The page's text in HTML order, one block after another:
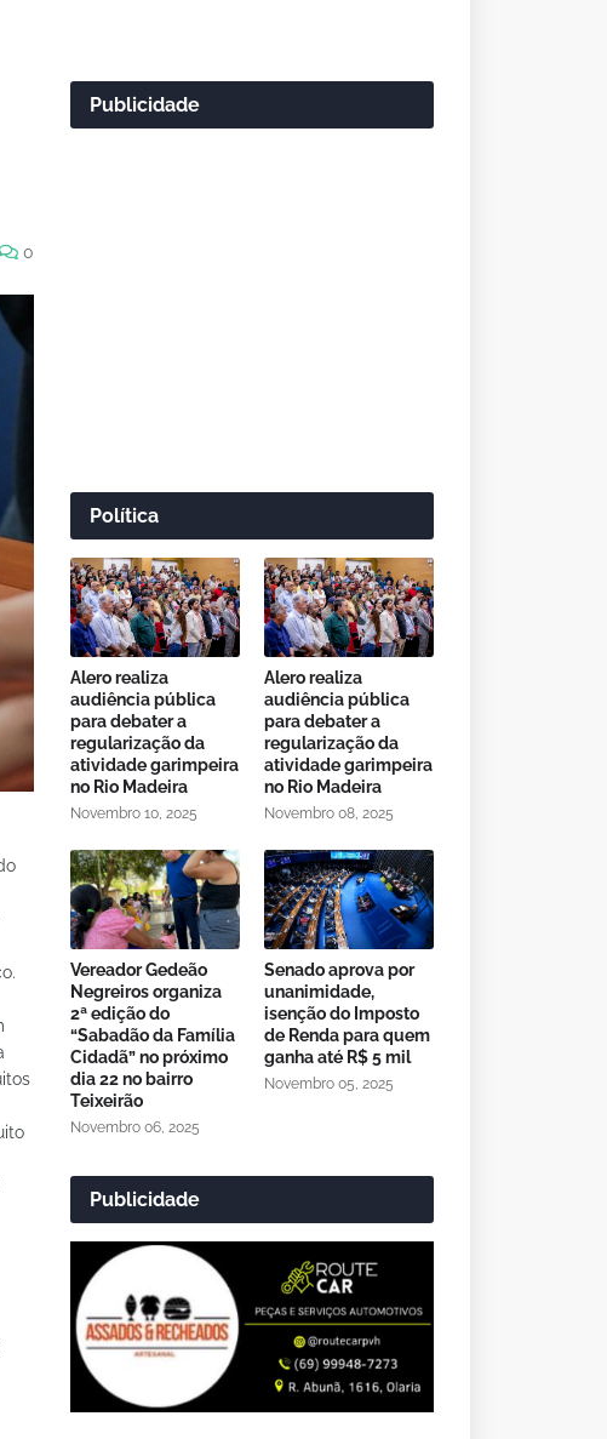
0
Publicidade
Política
Alero realiza
audiência pública
para debater a
regularização da
atividade garimpeira
no Rio Madeira
Novembro 10, 2025
Alero realiza
audiência pública
para debater a
regularização da
atividade garimpeira
no Rio Madeira
Novembro 08, 2025
Vereador Gedeão
Negreiros organiza
2ª edição do
“Sabadão da Família
Cidadã” no próximo
dia 22 no bairro
Teixeirão
Novembro 06, 2025
Senado aprova por
unanimidade,
isenção do Imposto
de Renda para quem
ganha até R$ 5 mil
Novembro 05, 2025
Publicidade